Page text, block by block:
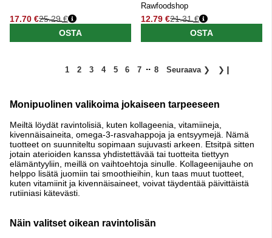
17.70 €
Normaali hinta
25.29 €
OSTA
Rawfoodshop
12.79 €
Normaali hinta
21.31 €
OSTA
1 2 3 4 5 6 7 .. 8 Seuraava ❯ ❯❙
Monipuolinen valikoima jokaiseen tarpeeseen
Meiltä löydät ravintolisiä, kuten kollageenia, vitamiineja,
kivennäisaineita, omega-3-rasvahappoja ja entsyymejä. Nämä
tuotteet on suunniteltu sopimaan sujuvasti arkeen. Etsitpä sitten
jotain aterioiden kanssa yhdistettävää tai tuotteita tiettyyn
elämäntyyliin, meillä on vaihtoehtoja sinulle. Kollageenijauhe on
helppo lisätä juomiin tai smoothieihin, kun taas muut tuotteet,
kuten vitamiinit ja kivennäisaineet, voivat täydentää päivittäistä
rutiiniasi kätevästi.
Näin valitset oikean ravintolisän